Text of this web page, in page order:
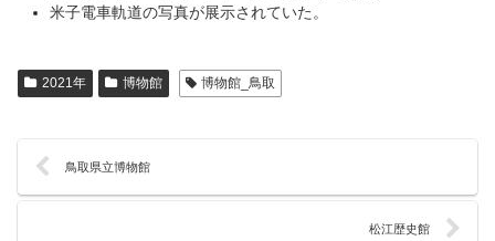
米子電車軌道の写真が展示されていた。
2021年 博物館 博物館_鳥取
鳥取県立博物館
松江歴史館